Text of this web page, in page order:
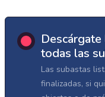
Descárgate
todas las
Las subastas
finalizadas, si